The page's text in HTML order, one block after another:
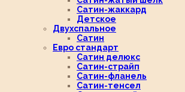
Сатин-жаккард
Детское
Двухспальное
Сатин
Евро стандарт
Сатин делюкс
Сатин-страйп
Сатин-фланель
Сатин-тенсел